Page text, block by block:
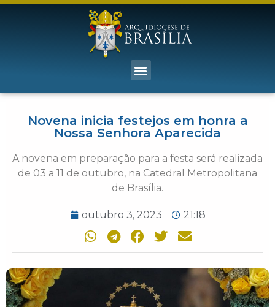
Novena inicia festejos em honra a
Nossa Senhora Aparecida
A novena em preparação para a festa será realizada
de 03 a 11 de outubro, na Catedral Metropolitana
de Brasília.
outubro 3, 2023 21:18